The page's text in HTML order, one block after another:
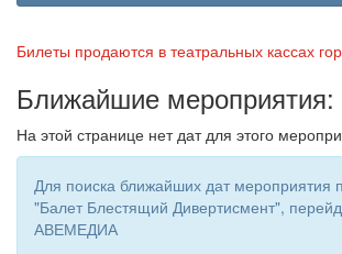
Билеты продаются в театральных кассах
Ближайшие мероприятия:
На этой странице нет дат для этого
Для поиска ближайших дат мероприятия
"Балет Блестящий Дивертисмент",
АВЕМЕДИА